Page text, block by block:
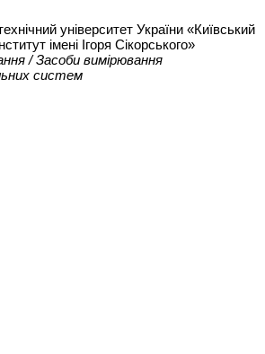
університет України «Київський
імені Ігоря Сікорського»
/ Засоби вимірювання
систем